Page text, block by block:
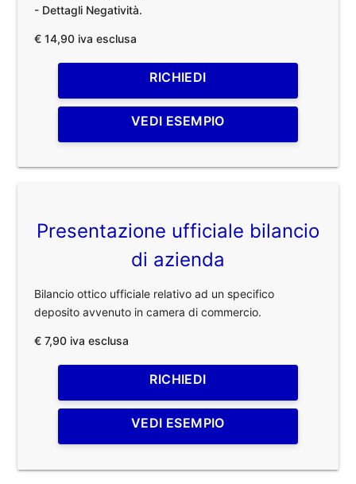
- Dettagli Negatività.
€ 14,90 iva esclusa
RICHIEDI
VEDI ESEMPIO
Presentazione ufficiale bilancio
di azienda
Bilancio ottico ufficiale relativo ad un specifico
deposito avvenuto in camera di commercio.
€ 7,90 iva esclusa
RICHIEDI
VEDI ESEMPIO